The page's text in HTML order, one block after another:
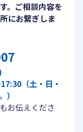
。ご相談内容を
にお繋ぎしま
（土・日・
お伝えくださ